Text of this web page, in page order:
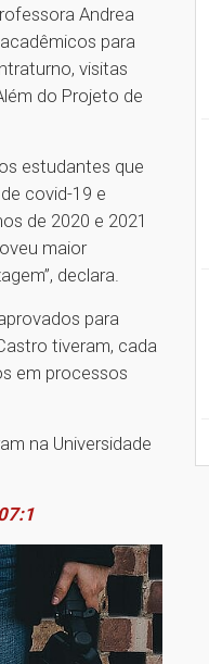
Andrea
para
visitas
do Projeto de
estudantes que
covid-19 e
de 2020 e 2021
maior
declara.
para
tiveram, cada
em processos
na Universidade